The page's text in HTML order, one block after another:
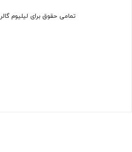
تمامی حقوق برای لیلیوم